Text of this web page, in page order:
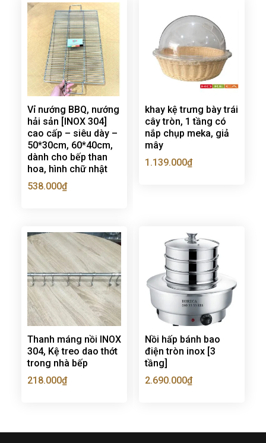
Vỉ nướng BBQ, nướng
hải sản [INOX 304]
cao cấp – siêu dày –
50*30cm, 60*40cm,
dành cho bếp than
hoa, hình chữ nhật
538.000₫
khay kệ trưng bày trái
cây tròn, 1 tầng có
nắp chụp meka, giả
mây
1.139.000₫
Thanh máng nồi INOX
304, Kệ treo dao thớt
trong nhà bếp
218.000₫
Nồi hấp bánh bao
điện tròn inox [3
tầng]
2.690.000₫